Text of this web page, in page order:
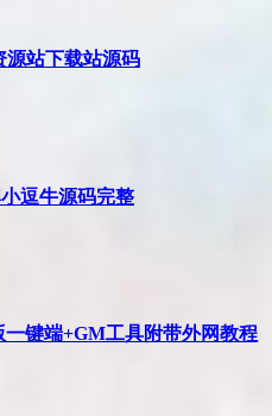
源站下载站源码
逗牛源码完整
一键端+GM工具附带外网教程